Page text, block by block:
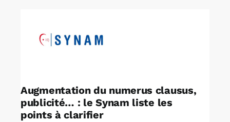
Augmentation du numerus clausus,
publicité… : le Synam liste les
points à clarifier